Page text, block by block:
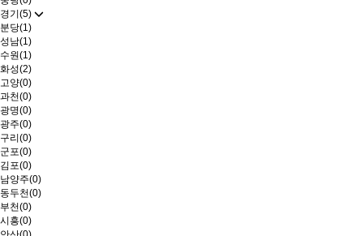
경기(5)
분당(1)
성남(1)
수원(1)
화성(2)
고양(0)
과천(0)
광명(0)
광주(0)
구리(0)
군포(0)
김포(0)
남양주(0)
동두천(0)
부천(0)
시흥(0)